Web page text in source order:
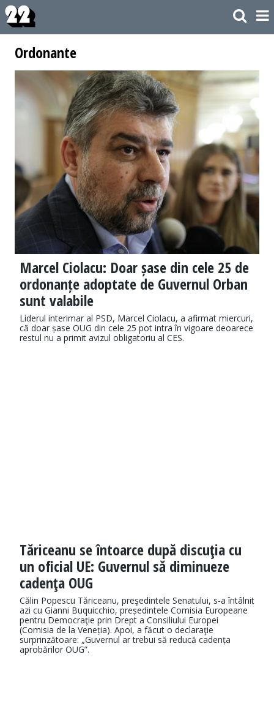
Ordonante
Marcel Ciolacu: Doar șase din cele 25 de
ordonanțe adoptate de Guvernul Orban
sunt valabile
Liderul interimar al PSD, Marcel Ciolacu, a afirmat miercuri,
că doar șase OUG din cele 25 pot intra în vigoare deoarece
restul nu a primit avizul obligatoriu al CES.
Tăriceanu se întoarce după discuţia cu
un oficial UE: Guvernul să diminueze
cadenţa OUG
Călin Popescu Tăriceanu, preşedintele Senatului, s-a întâlnit
azi cu Gianni Buquicchio, președintele Comisia Europeane
pentru Democraţie prin Drept a Consiliului Europei
(Comisia de la Veneția). Apoi, a făcut o declaraţie
surprinzătoare: „Guvernul ar trebui să reducă cadența
aprobărilor OUG”.